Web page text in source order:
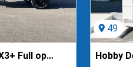
Decamp Caravane Cross X3+ Full options
location_on 49
Hobby